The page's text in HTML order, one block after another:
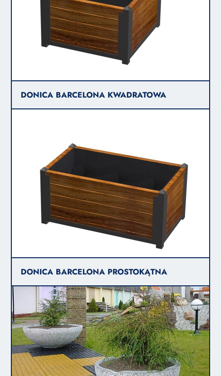
DONICA BARCELONA KWADRATOWA
DONICA BARCELONA PROSTOKĄTNA